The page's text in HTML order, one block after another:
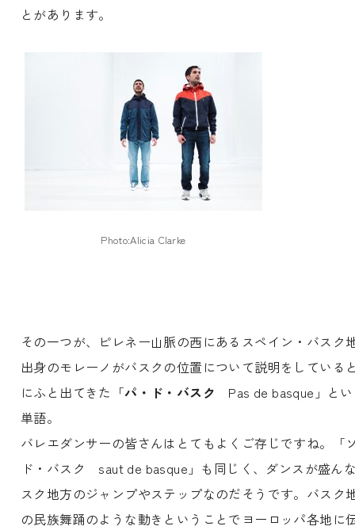
とがあります。
Photo:Alicia Clarke
その一つが、ピレネー山脈の西にあるスペイン・バスク
出身のモレーノがバスクの位置について説明をしている
にふと出てきた「パ・ド・バスク Pas de basque」と
単語。
バレエダンサーの皆さんはとてもよくご存じですね。「
ド・バスク saut de basque」も同じく、ダンスが盛ん
スク地方のジャンプやステップなのだそうです。バスク
の民族舞踊のような動きということでヨーロッパ各地に